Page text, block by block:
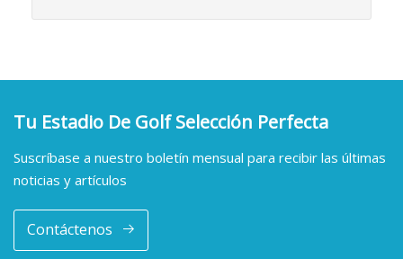
Tu Estadio De Golf Selección Perfecta
Suscríbase a nuestro boletín mensual para recibir las últimas
noticias y artículos
Contáctenos